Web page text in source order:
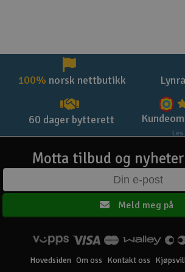
100% norsk nettbutikk
60 dager bytterett
Motta tilbud og
Meld meg på
Hovedsiden Om oss Kontakt oss